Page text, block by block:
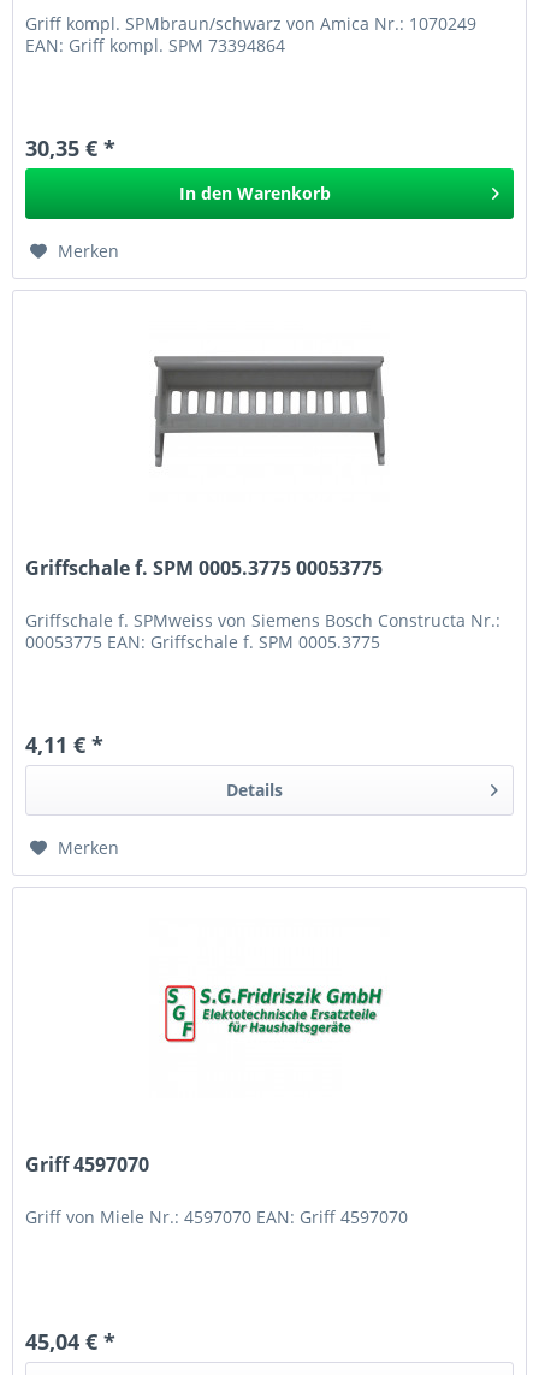
Griff kompl. SPMbraun/schwarz von Amica Nr.: 1070249
EAN: Griff kompl. SPM 73394864
30,35 € *
In den Warenkorb
Merken
Griffschale f. SPM 0005.3775 00053775
Griffschale f. SPMweiss von Siemens Bosch Constructa Nr.:
00053775 EAN: Griffschale f. SPM 0005.3775
4,11 € *
Details
Merken
Griff 4597070
Griff von Miele Nr.: 4597070 EAN: Griff 4597070
45,04 € *